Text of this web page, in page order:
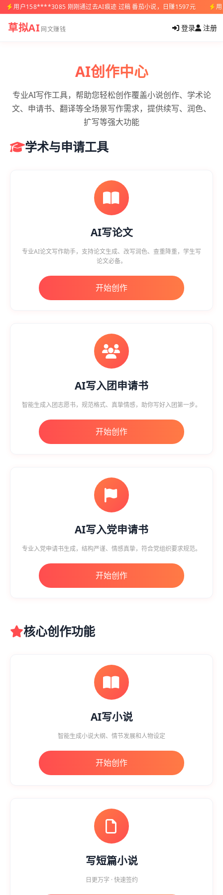
用户158****3085 刚刚通过去AI痕迹 过稿 番茄小说，日赚1597元
草拟AI网文赚钱 登录 注册
AI创作中心
专业AI写作工具，帮助您轻松创作覆盖小说创作、学术论
文、申请书、翻译等全场景写作需求，提供续写、润色、
扩写等强大功能
学术与申请工具
AI写论文
专业AI论文写作助手，支持论文生成、改写润色、查重降重，学生写
论文必备。
开始创作
AI写入团申请书
智能生成入团志愿书，规范格式、真挚情感，助你写好入团第一步。
开始创作
AI写入党申请书
专业入党申请书生成，结构严谨、情感真挚，符合党组织要求规范。
开始创作
核心创作功能
AI写小说
智能生成小说大纲、情节发展和人物设定
开始创作
写短篇小说
日更万字 · 快速签约